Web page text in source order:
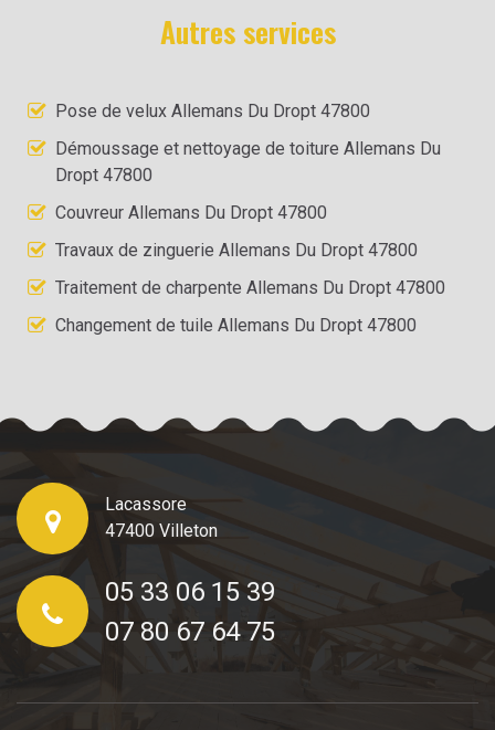
Autres services
Pose de velux Allemans Du Dropt 47800
Démoussage et nettoyage de toiture Allemans Du
Dropt 47800
Couvreur Allemans Du Dropt 47800
Travaux de zinguerie Allemans Du Dropt 47800
Traitement de charpente Allemans Du Dropt 47800
Changement de tuile Allemans Du Dropt 47800
Lacassore
47400 Villeton
05 33 06 15 39
07 80 67 64 75